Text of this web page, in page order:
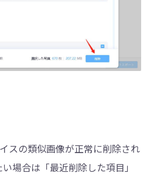
スの類似画像が正常に削除され
場合は「最近削除した項目」